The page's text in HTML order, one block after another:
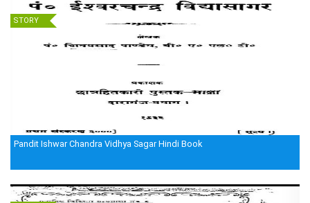
STORY
Pandit Ishwar Chandra Vidhya Sagar Hindi Book